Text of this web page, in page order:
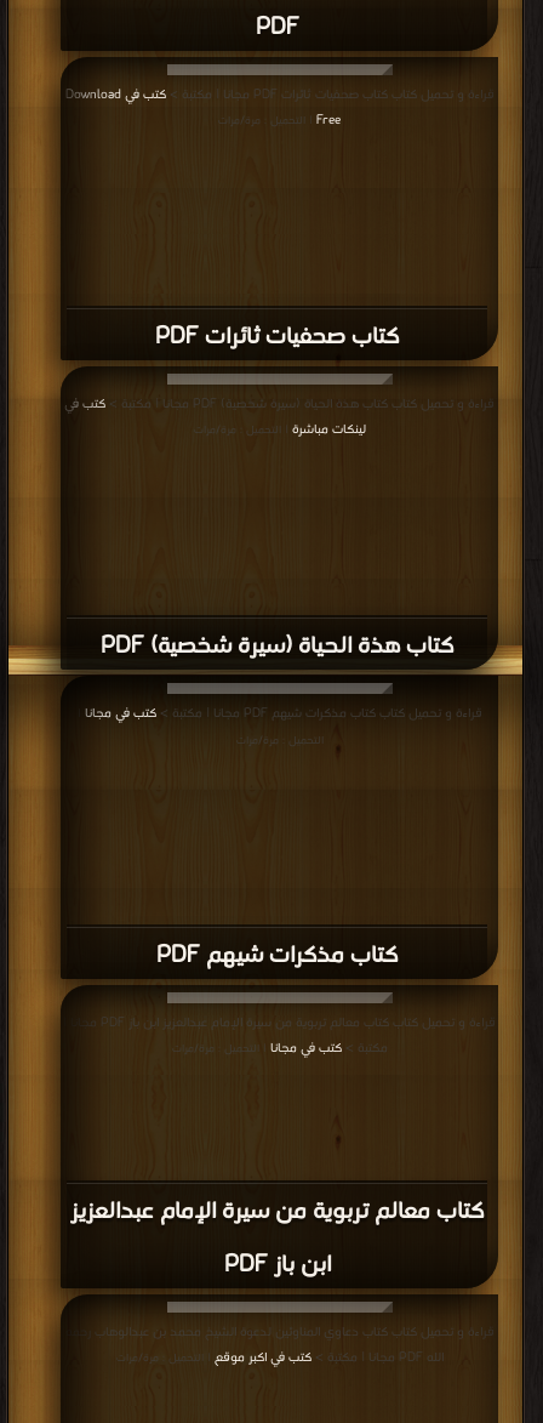
PDF
كتاب صحفيات ثائرات PDF
قراءة و تحميل كتاب كتاب صحفيات ثائرات PDF مجانا | مكتبة >
كتب في Download
Free
| التحميل : مرة/مرات
كتاب هذة الحياة (سيرة شخصية) PDF
قراءة و تحميل كتاب كتاب هذة الحياة (سيرة شخصية) PDF مجانا | مكتبة >
كتب في
لينكات مباشرة
| التحميل : مرة/مرات
كتاب مذكرات شيهم PDF
قراءة و تحميل كتاب كتاب مذكرات شيهم PDF مجانا | مكتبة > كتب في مجانا
التحميل : مرة/مرات
كتاب معالم تربوية من سيرة الإمام عبدالعزيز
ابن باز PDF
قراءة و تحميل كتاب كتاب معالم تربوية من سيرة الإمام عبدالعزيز ابن باز PDF مجانا |
مكتبة >كتب في مجانا | التحميل : مرة/مرات
قراءة و تحميل كتاب كتاب دعاوي المناوئين لدعوة الشيخ محمد بن عبدالوهاب رحمه
الله PDF مجانا | مكتبة >
كتب في اكبر موقع | التحميل : مرة/مرات